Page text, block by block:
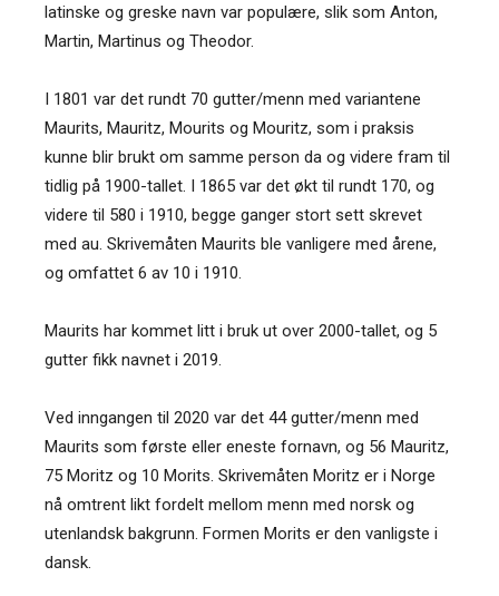
latinske og greske navn var populære, slik som Anton,
Martin, Martinus og Theodor.
I 1801 var det rundt 70 gutter/menn med variantene
Maurits, Mauritz, Mourits og Mouritz, som i praksis
kunne blir brukt om samme person da og videre fram til
tidlig på 1900-tallet. I 1865 var det økt til rundt 170, og
videre til 580 i 1910, begge ganger stort sett skrevet
med au. Skrivemåten Maurits ble vanligere med årene,
og omfattet 6 av 10 i 1910.
Maurits har kommet litt i bruk ut over 2000-tallet, og 5
gutter fikk navnet i 2019.
Ved inngangen til 2020 var det 44 gutter/menn med
Maurits som første eller eneste fornavn, og 56 Mauritz,
75 Moritz og 10 Morits. Skrivemåten Moritz er i Norge
nå omtrent likt fordelt mellom menn med norsk og
utenlandsk bakgrunn. Formen Morits er den vanligste i
dansk.